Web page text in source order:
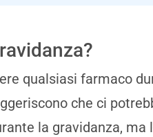
qualsiasi farmaco
che ci
la gravidanza, ma